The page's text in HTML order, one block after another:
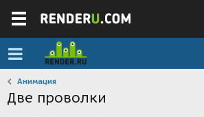
Анимация
Две проволки